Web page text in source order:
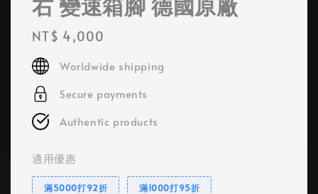
Regular
price
NT$ 4,000
Worldwide shipping
Secure payments
Authentic products
適用優惠
滿5000打92折 滿1000打95折